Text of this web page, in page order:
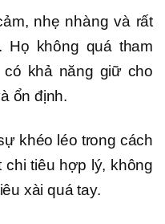
nhẹ nhàng và rất
Họ không quá tham
khả năng giữ cho
ổn định.
khéo léo trong cách
tiêu hợp lý, không
xài quá tay.